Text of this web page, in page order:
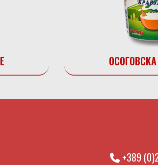
+389